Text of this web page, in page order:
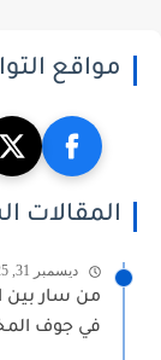
مواقع
المقالات
ديسمبر 31, 2025
من سار بين
في جوف